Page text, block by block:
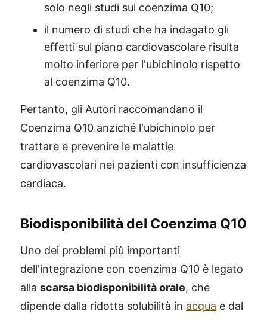
solo negli studi sul coenzima Q10;
il numero di studi che ha indagato gli
effetti sul piano cardiovascolare risulta
molto inferiore per l'ubichinolo rispetto
al coenzima Q10.
Pertanto, gli Autori raccomandano il
Coenzima Q10 anziché l'ubichinolo per
trattare e prevenire le malattie
cardiovascolari nei pazienti con insufficienza
cardiaca.
Biodisponibilità del Coenzima Q10
Uno dei problemi più importanti
dell'integrazione con coenzima Q10 è legato
alla scarsa biodisponibilità orale, che
dipende dalla ridotta solubilità in acqua e dal